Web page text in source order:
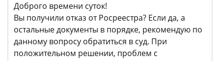
Доброго времени суток!
Вы получили отказ от Росреестра? Если да, а
остальные документы в порядке, рекомендую по
данному вопросу обратиться в суд. При
положительном решении, проблем с